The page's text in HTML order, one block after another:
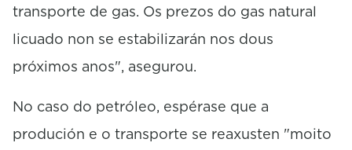
transporte de gas. Os prezos do gas natural
licuado non se estabilizarán nos dous
próximos anos", asegurou.
No caso do petróleo, espérase que a
produción e o transporte se reaxusten "moito